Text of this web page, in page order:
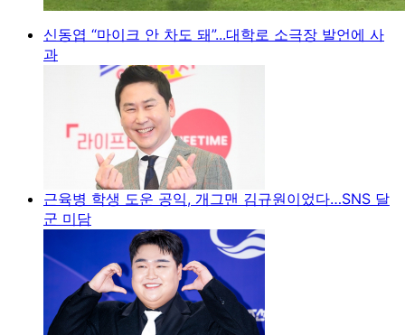
신동엽 “마이크 안 차도 돼”...대학로 소극장 발언에 사
과
근육병 학생 도운 공익, 개그맨 김규원이었다…SNS 달
군 미담